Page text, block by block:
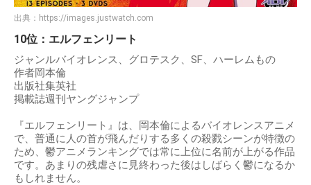
出典： https://images.justwatch.com
10位：エルフェンリート
ジャンルバイオレンス、グロテスク、SF、ハーレムもの
作者岡本倫
出版社集英社
掲載誌週刊ヤングジャンプ
『エルフェンリート』は、岡本倫によるバイオレンスアニメ
で、普通に人の首が飛んだりする多くの殺戮シーンが特徴の
ため、鬱アニメランキングでは常に上位に名前が上がる作品
です。あまりの残虐さに見終わった後はしばらく鬱になるか
もしれません。